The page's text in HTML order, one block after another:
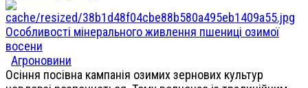
Особливості мінерального живлення пшениці озимої
восени
Агроновини
Осіння посівна кампанія озимих зернових культур